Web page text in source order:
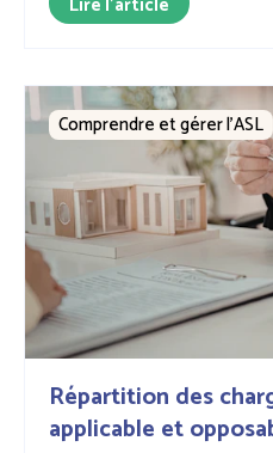
Répartition des
applicable et
Comprendre et gérer l’ASL